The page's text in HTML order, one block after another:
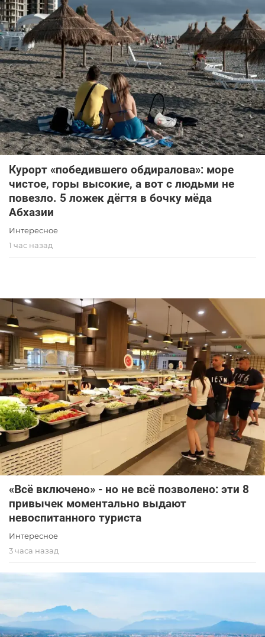
Курорт «победившего обдиралова»: море
чистое, горы высокие, а вот с людьми не
повезло. 5 ложек дёгтя в бочку мёда
Абхазии
Интересное
1 час назад
«Всё включено» - но не всё позволено: эти 8
привычек моментально выдают
невоспитанного туриста
Интересное
3 часа назад